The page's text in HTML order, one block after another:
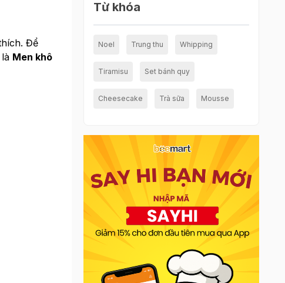
Để
Men khô
Từ khóa
Noel Trung thu Whipping
Tiramisu Set bánh quy
Cheesecake Trà sữa Mousse